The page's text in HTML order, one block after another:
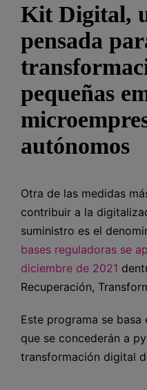
Kit Digital,
pensada
pequeñas
autónomos
Otra de las medidas
contribuir a la
suministro es el
bases reguladoras se
diciembre de 2021
Recuperación,
Este programa se
que se concederán a
transformación digital